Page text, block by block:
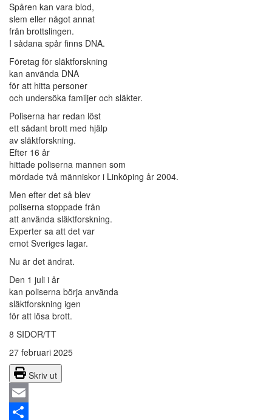
Spåren kan vara blod,
slem eller något annat
från brottslingen.
I sådana spår finns DNA.
Företag för släktforskning
kan använda DNA
för att hitta personer
och undersöka familjer och släkter.
Poliserna har redan löst
ett sådant brott med hjälp
av släktforskning.
Efter 16 år
hittade poliserna mannen som
mördade två människor i Linköping år 2004.
Men efter det så blev
poliserna stoppade från
att använda släktforskning.
Experter sa att det var
emot Sveriges lagar.
Nu är det ändrat.
Den 1 juli i år
kan poliserna börja använda
släktforskning igen
för att lösa brott.
8 SIDOR/TT
27 februari 2025
Skriv ut
Email